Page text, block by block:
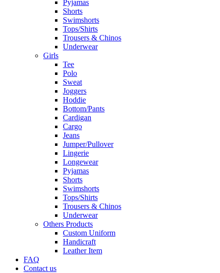
Pyjamas
Shorts
Swimshorts
Tops/Shirts
Trousers & Chinos
Underwear
Girls
Tee
Polo
Sweat
Joggers
Hoddie
Bottom/Pants
Cardigan
Cargo
Jeans
Jumper/Pullover
Lingerie
Longewear
Pyjamas
Shorts
Swimshorts
Tops/Shirts
Trousers & Chinos
Underwear
Others Products
Custom Uniform
Handicraft
Leather Item
FAQ
Contact us